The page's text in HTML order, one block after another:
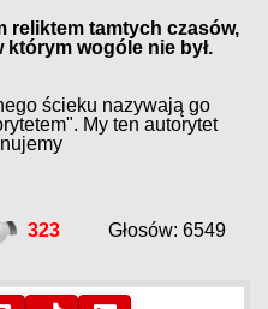
reliktem tamtych czasów,
którym wogóle nie był.
ścieku nazywają go
My ten autorytet
323 Głosów: 6549